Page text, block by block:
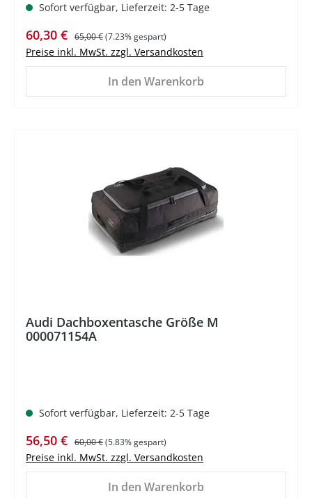
Sofort verfügbar, Lieferzeit: 2-5 Tage
Verkaufspreis:
60,30 € Regulärer Preis:
65,00 €(7.23% gespart)
Preise inkl. MwSt. zzgl. Versandkosten
In den Warenkorb
Audi Dachboxentasche Größe M
000071154A
Sofort verfügbar, Lieferzeit: 2-5 Tage
Verkaufspreis:
56,50 € Regulärer Preis:
60,00 €(5.83% gespart)
Preise inkl. MwSt. zzgl. Versandkosten
In den Warenkorb